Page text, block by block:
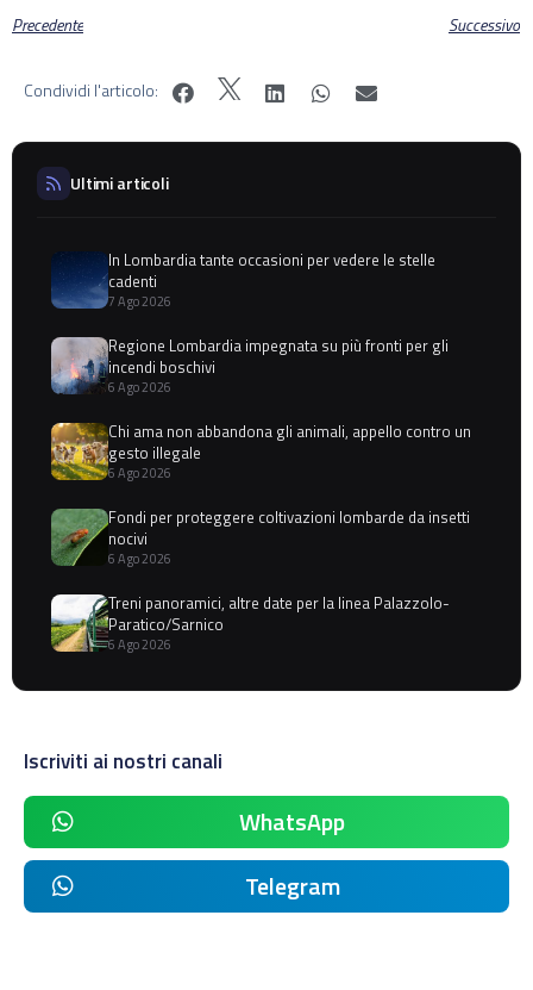
Precedente Successivo
Condividi l'articolo:
Ultimi articoli
In Lombardia tante occasioni per vedere le stelle
cadenti
7 Ago 2026
Regione Lombardia impegnata su più fronti per gli
incendi boschivi
6 Ago 2026
Chi ama non abbandona gli animali, appello contro un
gesto illegale
6 Ago 2026
Fondi per proteggere coltivazioni lombarde da insetti
nocivi
6 Ago 2026
Treni panoramici, altre date per la linea Palazzolo-
Paratico/Sarnico
6 Ago 2026
Iscriviti ai nostri canali
WhatsApp
Telegram